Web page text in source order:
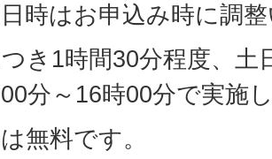
時はお申込み時に調
き1時間30分程度、土
分～16時00分で実施
無料です。